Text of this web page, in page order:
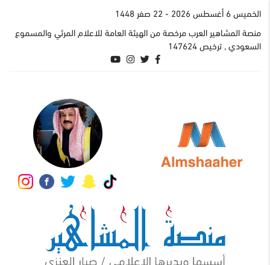
الخميس 6 أغسطس 2026
- 22 صفر 1448
منصة المشاهير العرب مرخصة من الهيئة العامة للاعلام المرئي والمسموع
السعودي , ترخيص 147624